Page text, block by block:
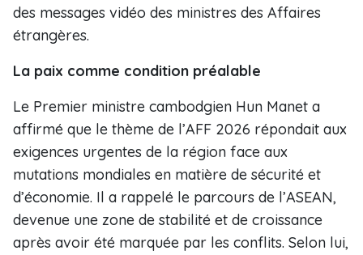
des messages vidéo des ministres des Affaires
étrangères.
La paix comme condition préalable
Le Premier ministre cambodgien Hun Manet a
affirmé que le thème de l’AFF 2026 répondait aux
exigences urgentes de la région face aux
mutations mondiales en matière de sécurité et
d’économie. Il a rappelé le parcours de l’ASEAN,
devenue une zone de stabilité et de croissance
après avoir été marquée par les conflits. Selon lui,